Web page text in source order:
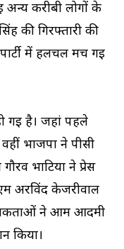
करीबी लोगों के
की गिरफ्तारी की
में हलचल मच गई
गई है। जहां पहले
भाजपा ने पीसी
भाटिया ने प्रेस
अरविंद केजरीवाल
ने आम आदमी
किया।